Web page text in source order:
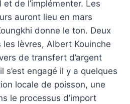
de l’implémenter. Les
auront lieu en mars
donne le ton. Deux
lèvres, Albert Kouinche
de transfert d’argent
s’est engagé il y a quelques
locale de poisson, une
le processus d’import